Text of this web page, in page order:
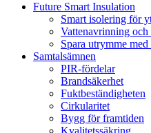
Future Smart Insulation
Smart isolering för
Vattenavrinning
Spara utrymme
Samtalsämnen
PIR-fördelar
Brandsäkerhet
Fuktbeständigheten
Cirkularitet
Bygg för framtiden
Kvalitetssäkring